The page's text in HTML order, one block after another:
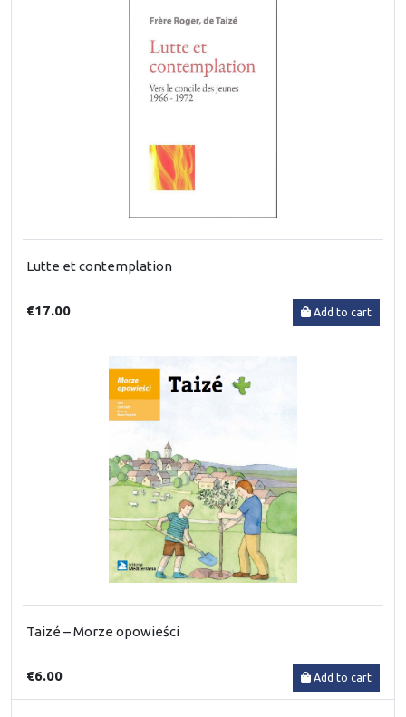
Lutte et contemplation
€17.00 Add to cart
Taizé – Morze opowieści
€6.00 Add to cart